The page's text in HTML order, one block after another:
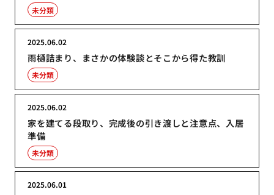
未分類
雨樋詰まり、まさかの体験談とそこから得た教訓
2025.06.02
未分類
家を建てる段取り、完成後の引き渡しと注意点、入居
準備
2025.06.02
未分類
2025.06.01